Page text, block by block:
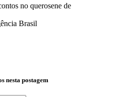
Brasil
nesta postagem